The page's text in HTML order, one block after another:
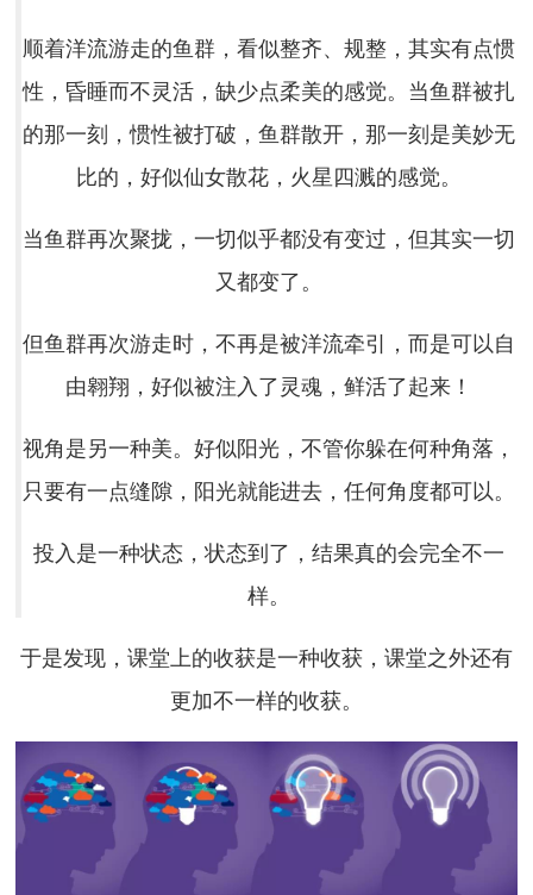
顺着洋流游走的鱼群，看似整齐、规整，其实有点惯
性，昏睡而不灵活，缺少点柔美的感觉。当鱼群被扎
的那一刻，惯性被打破，鱼群散开，那一刻是美妙无
比的，好似仙女散花，火星四溅的感觉。
当鱼群再次聚拢，一切似乎都没有变过，但其实一切
又都变了。
但鱼群再次游走时，不再是被洋流牵引，而是可以自
由翱翔，好似被注入了灵魂，鲜活了起来！
视角是另一种美。好似阳光，不管你躲在何种角落，
只要有一点缝隙，阳光就能进去，任何角度都可以。
投入是一种状态，状态到了，结果真的会完全不一
样。
于是发现，课堂上的收获是一种收获，课堂之外还有
更加不一样的收获。